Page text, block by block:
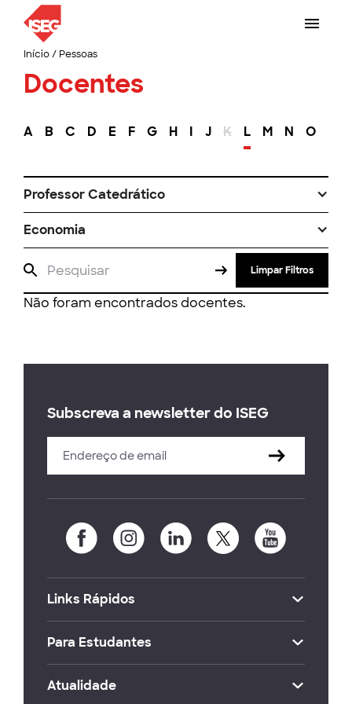
Início/ Pessoas
Docentes
A B C D E F G H I J K L M N O
Professor Catedrático
Economia
Limpar Filtros
Não foram encontrados docentes.
Subscreva a newsletter do ISEG
Links Rápidos
Para Estudantes
Atualidade